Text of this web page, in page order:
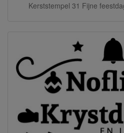
Kerststempel 31 Fijne